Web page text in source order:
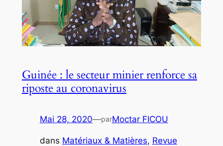
Guinée : le secteur minier renforce sa
riposte au coronavirus
Mai 28, 2020—parMoctar FICOU
dans Matériaux & Matières, Revue